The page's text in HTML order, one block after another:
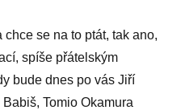
Špitálníková
se na to ptát, tak ano,
spíše přátelským
bude dnes po vás Jiří
Tomio Okamura